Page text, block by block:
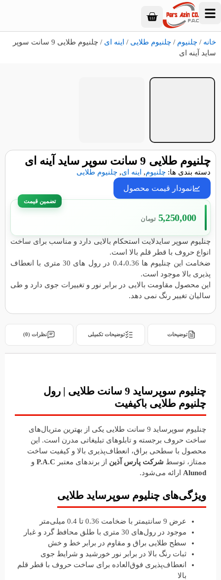
خانه / چلنیوم / چلنیوم طلایی / اینه ای
/ چلنیوم طلایی 9 سانت سوپر
ساید آینه ای
۱ ۲
چلنیوم طلایی 9 سانت سوپر ساید آینه ای
دسته بندی ها: چلنیوم, اینه ای, چلنیوم طلایی
نمودار قیمت محصول
5,250,000 تومان
چنلیوم سوپر سایدلایت استحکام بالایی دارد و مناسب برای ساخت
انواع حروف با قطر قلم بالا است.
ضخامت این چنلیوم ها 0.4،0.36 در رول های 30 متری با انعطاف
پذیری بالا موجود است.
این محصول مقاومت بالایی در برابر نور و تغییرات جوی دارد و طی
سالیان تغییر رنگ نمی دهد.
توضیحات توضیحات تکمیلی نظرات (0)
چنلیوم سوپرساید 9 سانت طلایی | رول
چلنیوم طلایی باکیفیت
چنلیوم سوپرساید 9 سانت طلایی یکی از بهترین متریال‌های
ساخت حروف برجسته و تابلوهای تبلیغاتی مدرن است. این
محصول با سطحی براق، انعطاف‌پذیری بالا و کیفیت ساخت
ممتاز، توسط شرکت پارس آذین از برندهای معتبر P.A.C و
Alunod ارائه می‌شود.
ویژگی‌های چنلیوم سوپرساید طلایی
عرض 9 سانتیمتر با ضخامت 0.36 تا 0.4 میلی‌متر
موجود در رول‌های 30 متری با طلق محافظ گرد و غبار
سطح طلایی براق و مقاوم در برابر خط و خش
ثبات رنگ بالا در برابر نور خورشید و شرایط جوی
انعطاف‌پذیری فوق‌العاده برای ساخت حروف با قطر قلم
بالا